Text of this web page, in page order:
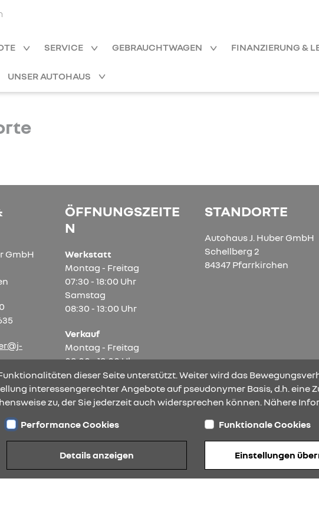
SERVICE GEBRAUCHTWAGEN FINANZIERUNG &
UNSER AUTOHAUS
GmbH
ÖFFNUNGSZEITE
N
Werkstatt
Montag - Freitag
07:30 - 18:00 Uhr
Samstag
08:30 - 13:00 Uhr
Verkauf
Montag - Freitag
08:00 - 18:00 Uhr
Samstag
08:30 - 13:00 Uhr
STANDORTE
Autohaus J. Huber GmbH
Schellberg 2
84347 Pfarrkirchen
Barrierefreiheit © 2026 Renault
dieser Seite unterstützt. Weiter wird das
interessengerechter Angebote auf pseudonymer Basis, d.h.
zu, der Sie jederzeit auch widersprechen können. Nähere
Performance Cookies Funktionale Cookies
Details anzeigen Einstellungen